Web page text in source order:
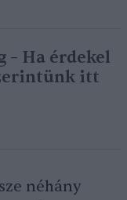
– Ha érdekel
itt
néhány